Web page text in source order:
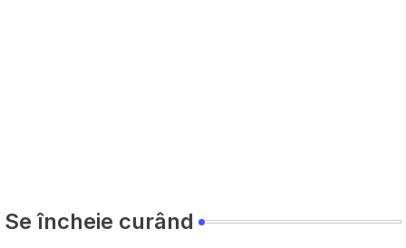
Se încheie curând